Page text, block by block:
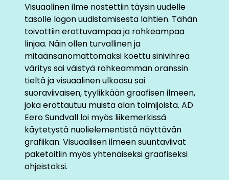
Visuaalinen ilme nostettiin täysin uudelle
tasolle logon uudistamisesta lähtien. Tähän
toivottiin erottuvampaa ja rohkeampaa
linjaa. Näin ollen turvallinen ja
mitäänsanomattomaksi koettu sinivihreä
väritys sai väistyä rohkeamman oranssin
tieltä ja visuaalinen ulkoasu sai
suoraviivaisen, tyylikkään graafisen ilmeen,
joka erottautuu muista alan toimijoista. AD
Eero Sundvall loi myös liikemerkissä
käytetystä nuolielementistä näyttävän
grafiikan. Visuaalisen ilmeen suuntaviivat
paketoitiin myös yhtenäiseksi graafiseksi
ohjeistoksi.